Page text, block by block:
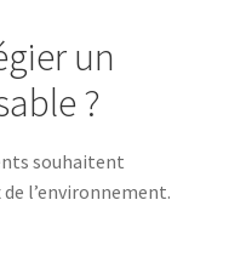
un
?
souhaitent
l’environnement.